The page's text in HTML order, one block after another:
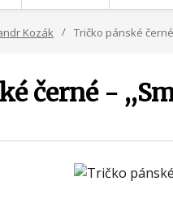
Kozák Tričko pánské
černé -